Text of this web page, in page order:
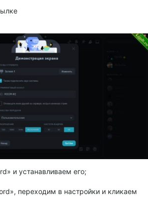
и устанавливаем его;
переходим в настройки и кликаем